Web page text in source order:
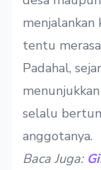
tentu
Padahal,
selalu
anggotanya.
Baca Juga: